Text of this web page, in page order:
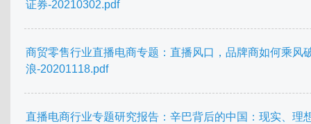
证券-20210302.pdf
商贸零售行业直播电商专题：直播风口，品牌商如何乘风
浪-20201118.pdf
直播电商行业专题研究报告：辛巴背后的中国：现实、理